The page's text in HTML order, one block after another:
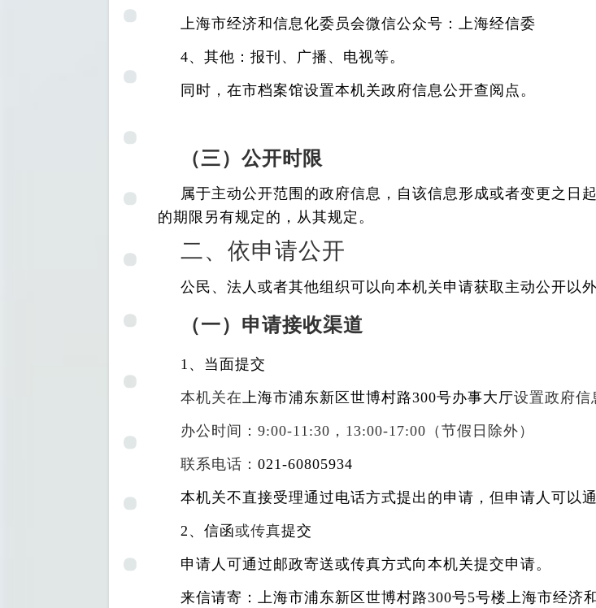
上海市经济和信息化委员会微信公众号：上海经信委
4、其他：报刊、广播、电视等。
同时，在市档案馆设置本机关政府信息公开查阅点。
（三）公开时限
属于主动公开范围的政府信息，自该信息形成或者变更之日
的期限另有规定的，从其规定。
二、依申请公开
公民、法人或者其他组织可以向本机关申请获取主动公开以
（一）申请接收渠道
1 、当面提交
本机关在上海市浦东新区世博村路300号办事大厅设置政府信
办公时间：9:00-11:30，13:00-17:00（节假日除外）
联系电话：021-60805934
本机关不直接受理通过电话方式提出的申请，但申请人可以
2 、信函或传真提交
申请人可通过邮政寄送或传真方式向本机关提交申请。
来信请寄：上海市浦东新区世博村路300号5号楼上海市经济